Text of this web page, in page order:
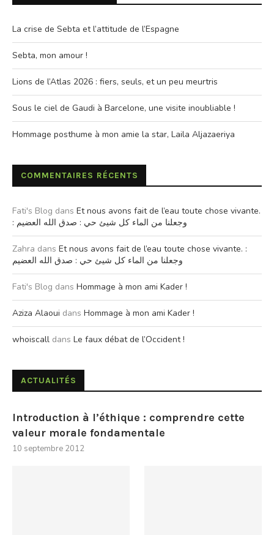
La crise de Sebta et l’attitude de l’Espagne
Sebta, mon amour !
Lions de l’Atlas 2026 : fiers, seuls, et un peu meurtris
Sous le ciel de Gaudi à Barcelone, une visite inoubliable !
Hommage posthume à mon amie la star, Laila Aljazaeriya
COMMENTAIRES RÉCENTS
Fati's Blog dans Et nous avons fait de l’eau toute chose vivante.
: وجعلنا من الماء كل شيئ حي : صدق الله العضيم
Zahra dans Et nous avons fait de l’eau toute chose vivante. :
وجعلنا من الماء كل شيئ حي : صدق الله العضيم
Fati's Blog dans Hommage à mon ami Kader !
Aziza Alaoui dans Hommage à mon ami Kader !
whoiscall dans Le faux débat de l’Occident !
ACTUALITÉS
Introduction à l’éthique : comprendre cette
valeur morale fondamentale
10 septembre 2012